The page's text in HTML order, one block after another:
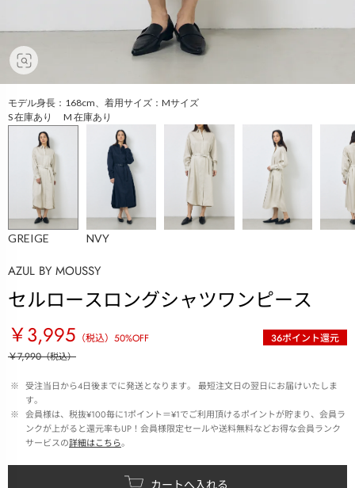
モデル身長：168cm、着用サイズ：Mサイズ
S 在庫あり M 在庫あり
GREIGE NVY
AZUL BY MOUSSY
セルロースロングシャツワンピース
￥3,995 （税込） 50%OFF 36ポイント還元
￥7,990（税込）
※ 受注当日から4日後までに発送となります。 最短注文日の翌日にお届けいたしま
す。
※ 会員様は、税抜¥100毎に1ポイント＝¥1でご利用頂けるポイントが貯まり、会員ラ
ンクが上がると還元率もUP！会員様限定セールや送料無料などお得な会員ランク
サービスの詳細はこちら。